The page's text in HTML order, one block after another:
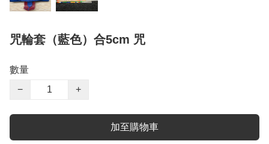
咒輪套（藍色）合5cm 咒
數量
−
+
加至購物車